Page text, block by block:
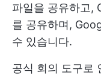
파일을 공유하고,
를 공유하며,
수 있습니다.
공식 회의 도구로